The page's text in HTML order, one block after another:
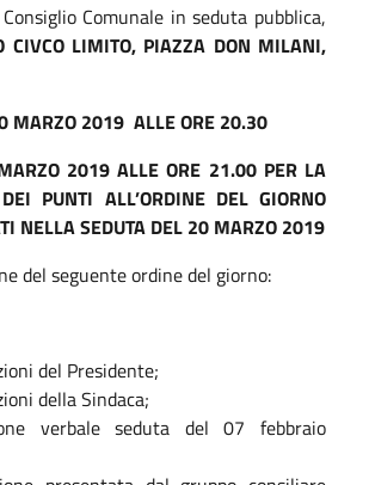
Comunale in seduta pubblica,
CIVCO LIMITO, PIAZZA DON MILANI,
MARZO 2019 ALLE ORE 20.30
2019 ALLE ORE 21.00 PER LA
PUNTI ALL’ORDINE DEL GIORNO
NELLA SEDUTA DEL 20 MARZO 2019
del seguente ordine del giorno:
del Presidente;
della Sindaca;
verbale seduta del 07 febbraio